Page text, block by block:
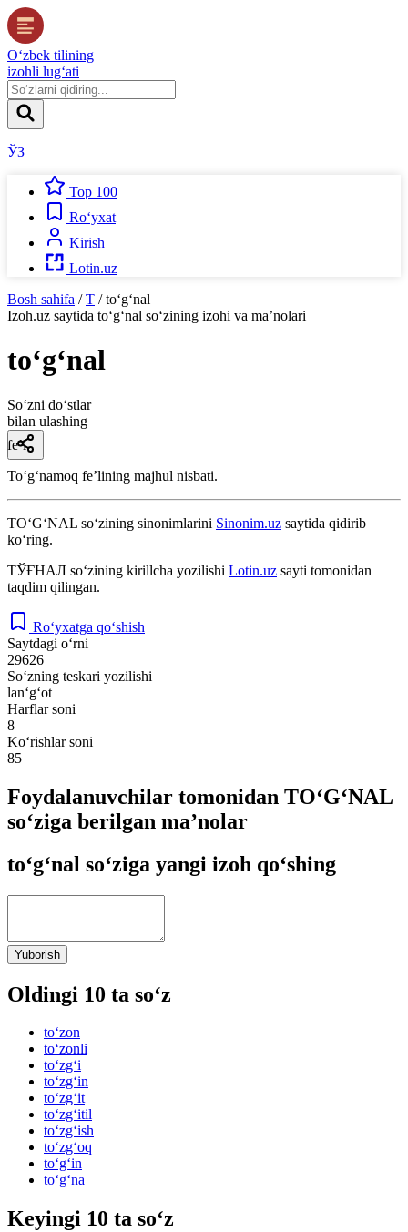
O‘zbek tilining
izohli lug‘ati
ЎЗ
Top 100
Ro‘yxat
Kirish
Lotin.uz
Bosh sahifa / T / to‘g‘nal
Izoh.uz saytida to‘g‘nal so‘zining izohi va ma’nolari
to‘g‘nal
So‘zni do‘stlar
bilan ulashing
fe’l
Toʻgʻnamoq feʼlining majhul nisbati.
TO‘G‘NAL so‘zining sinonimlarini Sinonim.uz saytida qidirib
ko‘ring.
ТЎҒНАЛ so‘zining kirillcha yozilishi Lotin.uz sayti tomonidan
taqdim qilingan.
Ro‘yxatga qo‘shish
Saytdagi o‘rni
29626
So‘zning teskari yozilishi
lan‘g‘ot
Harflar soni
8
Ko‘rishlar soni
85
Foydalanuvchilar tomonidan TO‘G‘NAL
so‘ziga berilgan ma’nolar
to‘g‘nal so‘ziga yangi izoh qo‘shing
Yuborish
Oldingi 10 ta so‘z
to‘zon
to‘zonli
to‘zg‘i
to‘zg‘in
to‘zg‘it
to‘zg‘itil
to‘zg‘ish
to‘zg‘oq
to‘g‘in
to‘g‘na
Keyingi 10 ta so‘z